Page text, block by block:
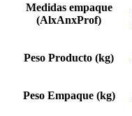
Medidas empaque
(AlxAnxProf)
Peso Producto (kg)
Peso Empaque (kg)